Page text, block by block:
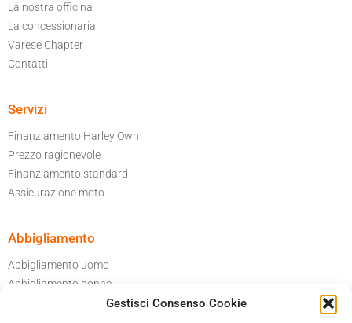
Gestisci Consenso Cookie
La nostra officina
La concessionaria
Varese Chapter
Contatti
Servizi
Finanziamento Harley Own
Prezzo ragionevole
Finanziamento standard
Assicurazione moto
Abbigliamento
Abbigliamento uomo
Abbigliamento donna